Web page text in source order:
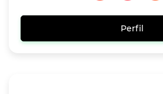
Perfil